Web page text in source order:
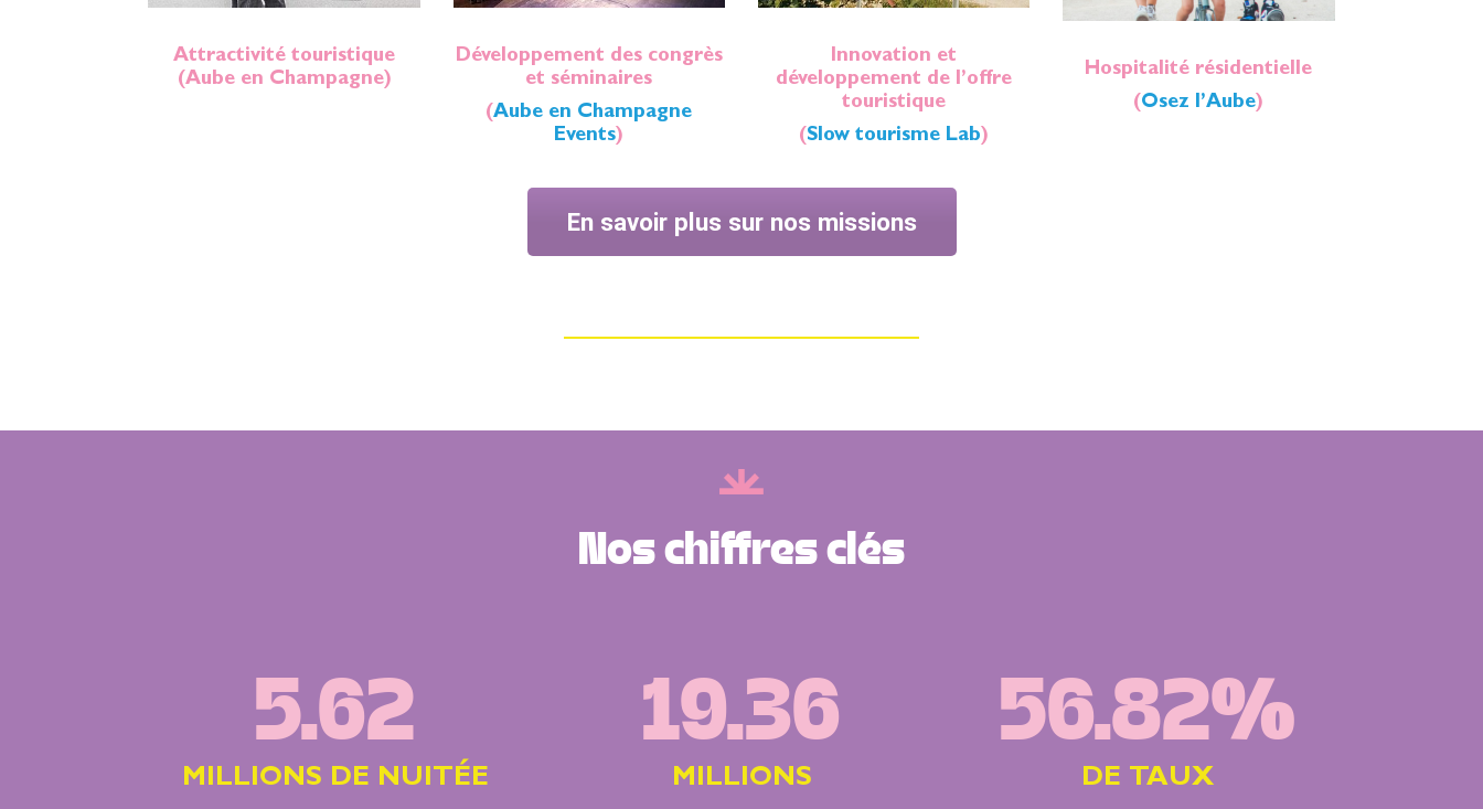
Attractivité touristique
(Aube en Champagne)
Développement des congrès
et séminaires
(Aube en Champagne
Events)
Innovation et
développement de l’offre
touristique
(Slow tourisme Lab)
Hospitalité résidentielle
(Osez l’Aube)
En savoir plus sur nos missions
Nos chiffres clés
5.62
MILLIONS DE NUITÉE
19.36
MILLIONS
56.82%
DE TAUX